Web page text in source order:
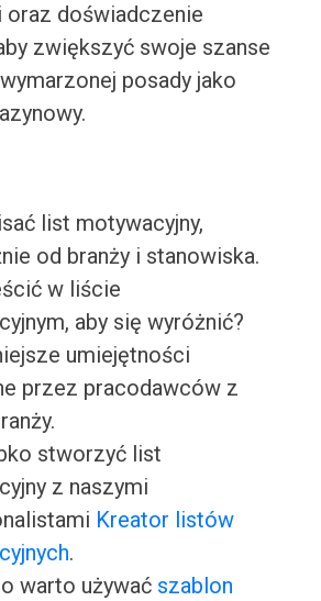
oraz doświadczenie
zwiększyć swoje szanse
posady jako
list motywacyjny,
od branży i stanowiska.
w liście
aby się wyróżnić?
umiejętności
przez pracodawców z
stworzyć list
z naszymi
Kreator listów
.
warto używać szablon